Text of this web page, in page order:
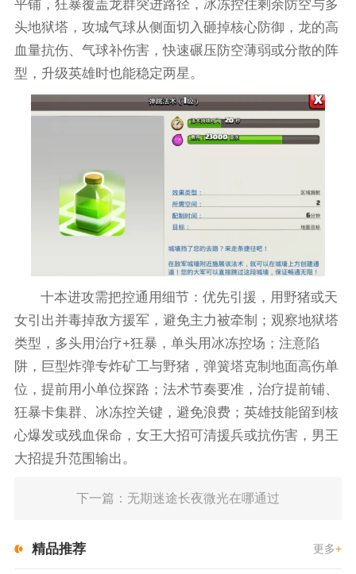
平铺，狂暴覆盖龙群突进路径，冰冻控住剩余防空与多
头地狱塔，攻城气球从侧面切入砸掉核心防御，龙的高
血量抗伤、气球补伤害，快速碾压防空薄弱或分散的阵
型，升级英雄时也能稳定两星。
十本进攻需把控通用细节：优先引援，用野猪或天
女引出并毒掉敌方援军，避免主力被牵制；观察地狱塔
类型，多头用治疗+狂暴，单头用冰冻控场；注意陷
阱，巨型炸弹专炸矿工与野猪，弹簧塔克制地面高伤单
位，提前用小单位探路；法术节奏要准，治疗提前铺、
狂暴卡集群、冰冻控关键，避免浪费；英雄技能留到核
心爆发或残血保命，女王大招可清援兵或抗伤害，男王
大招提升范围输出。
下一篇：无期迷途长夜微光在哪通过
精品推荐 更多+